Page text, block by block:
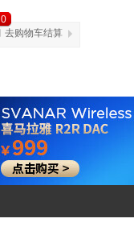
0
去购物车结算